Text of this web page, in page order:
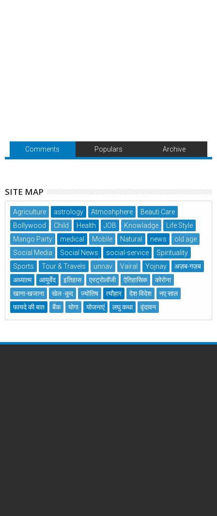
Comments Populars Archive
SITE MAP
Agriculture astrology Atmoshphere
Beauti Care
Bollywood
Child Health JOB Knowladge
Life Style
Mango Party
medical Mobile Natural news
old age
Social Media
Social News social-service
Spirituality
Sports
Tour & Travels unnav Vairal Yojnay
अज़ब-गज़ब
अध्यात्म
आयुर्वेद इतिहास एस्ट्रोलॉजी ऐतिहासिक
कोरोना
खाना-खजाना
खेल -कूद ज्योतिष त्यौहार देश-विदेश
नए साल
फायदे की बात
बैंक योगा योजनाएं लघु कथा वृंदावन